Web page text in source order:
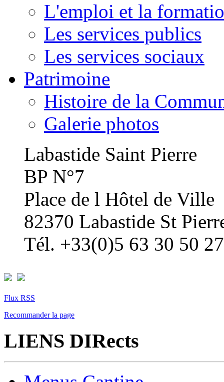
L'emploi et la
Les services publics
Les services sociaux
Patrimoine
Histoire de la
Galerie photos
Labastide Saint Pierre
BP N°7
Place de l Hôtel de Ville
82370 Labastide St
Tél. +33(0)5 63 30 50 27
Flux RSS
Recommander la page
LIENS DIRects